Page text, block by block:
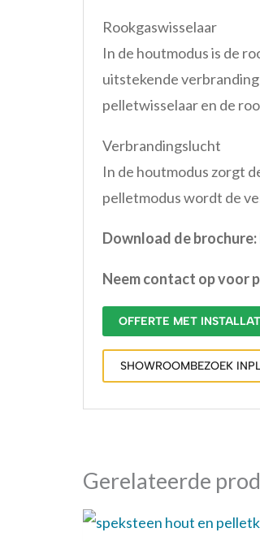
Rookgaswisselaar
In de houtmodus is de
uitstekende verbranding
pelletwisselaar en de
Verbrandingslucht
In de houtmodus zorgt
pelletmodus wordt de
Download de brochure:
Neem contact op voor
OFFERTE MET
SHOWROOMBEZOEK
Gerelateerde